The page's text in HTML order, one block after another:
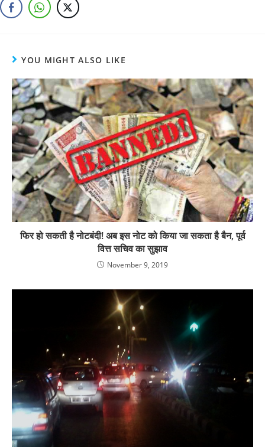
YOU MIGHT ALSO LIKE
फिर हो सकती है नोटबंदी! अब इस नोट को किया जा सकता है बैन, पूर्व
वित्त सचिव का सुझाव
November 9, 2019